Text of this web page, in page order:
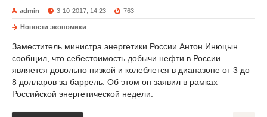
admin 3-10-2017, 14:23 763
Новости экономики
Заместитель министра энергетики России Антон Инюцын
сообщил, что себестоимость добычи нефти в России
является довольно низкой и колеблется в диапазоне от 3 до
8 долларов за баррель. Об этом он заявил в рамках
Российской энергетической недели.